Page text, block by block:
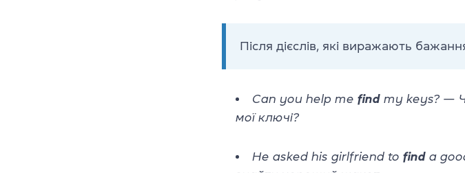
Після дієслів, які виражають
Can you help me find my keys? —
мої ключі?
He asked his girlfriend to find a